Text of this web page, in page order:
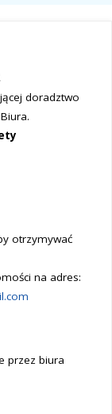
doradztwo
otrzymywać
na adres:
przez biura